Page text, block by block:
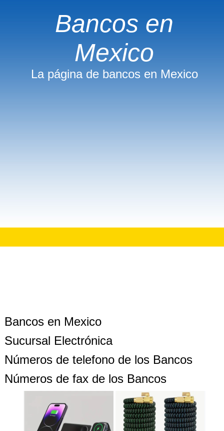
Bancos en
Mexico
La página de bancos en Mexico
Bancos en Mexico
Sucursal Electrónica
Números de telefono de los Bancos
Números de fax de los Bancos